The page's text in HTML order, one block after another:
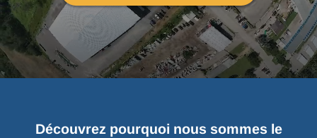
Découvrez pourquoi nous sommes le